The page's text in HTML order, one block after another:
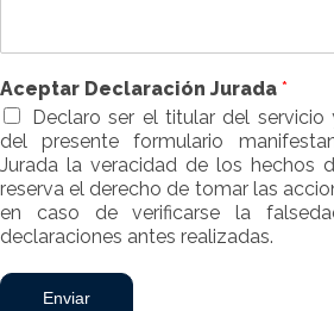
Aceptar Declaración Jurada *
Declaro ser el titular del
del presente formulario
Jurada la veracidad de los hechos
reserva el derecho de tomar las
en caso de verificarse la
declaraciones antes realizadas.
Enviar